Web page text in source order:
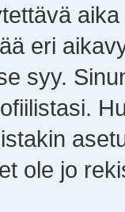
eri
syy.
ole jo